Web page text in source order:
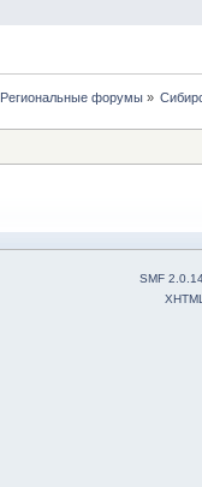
Региональные форумы»
SMF